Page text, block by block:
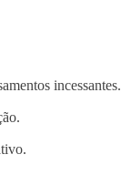
incessantes.